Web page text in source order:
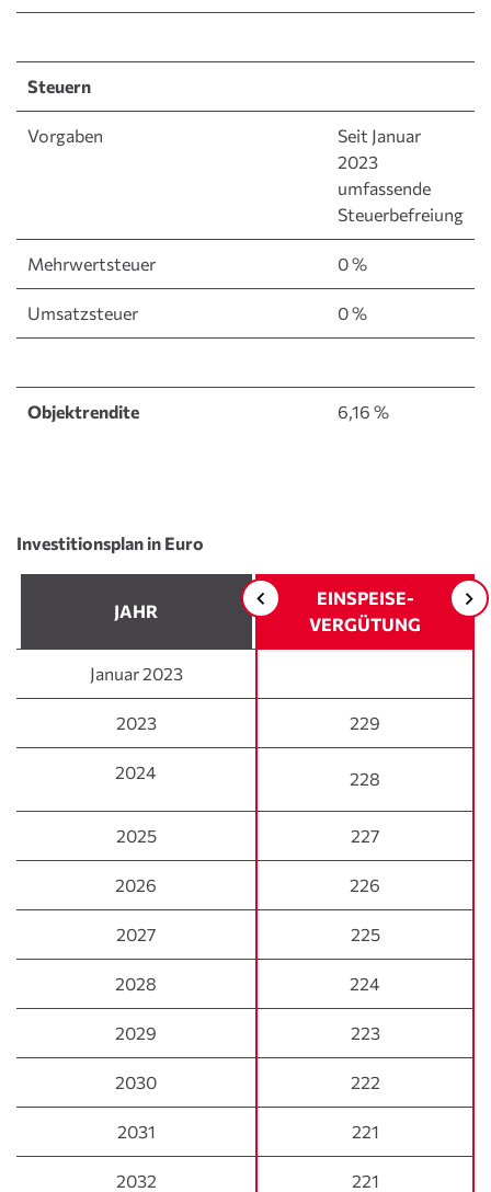
Steuern
Vorgaben
Seit Januar
2023
umfassende
Steuerbefreiung
Mehrwertsteuer 0 %
Umsatzsteuer 0 %
Objektrendite 6,16 %
Investitionsplan in Euro
JAHR
EINSPEISE-
VERGÜTUNG
Januar 2023
2023 229
2024 228
2025 227
2026 226
2027 225
2028 224
2029 223
2030 222
2031 221
2032 221
JAHR
Januar 2023
2023
2024
2025
2026
2027
2028
2029
2030
2031
2032